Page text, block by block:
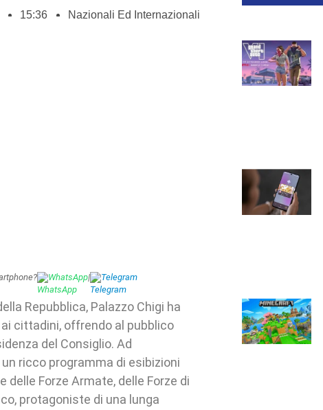
15:36 Nazionali Ed Internazionali
WhatsApp| Telegram
Repubblica, Palazzo Chigi ha
cittadini, offrendo al pubblico
del Consiglio. Ad
ricco programma di esibizioni
delle Forze Armate, delle Forze di
protagoniste di una lunga